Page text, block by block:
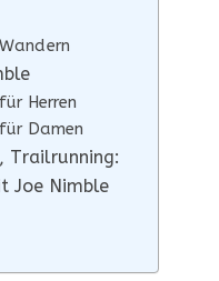
Herren
Damen
Trailrunning:
Joe Nimble